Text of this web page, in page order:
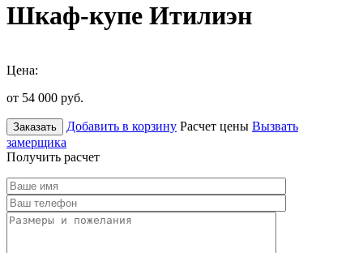
Шкаф-купе Итилиэн
Цена:
от 54 000 руб.
Заказать Добавить в корзину Расчет цены Вызвать
замерщика
Получить расчет